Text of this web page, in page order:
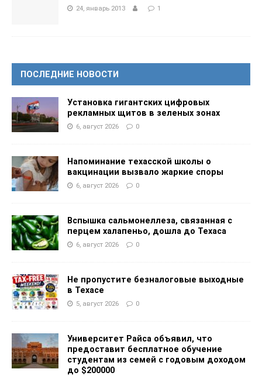
24, январь 2013 1
ПОСЛЕДНИЕ НОВОСТИ
Установка гигантских цифровых
рекламных щитов в зеленых зонах
6, август 2026 0
Напоминание техасской школы о
вакцинации вызвало жаркие споры
6, август 2026 0
Вспышка сальмонеллеза, связанная с
перцем халапеньо, дошла до Техаса
6, август 2026 0
Не пропустите безналоговые выходные
в Техасе
5, август 2026 0
Университет Райса объявил, что
предоставит бесплатное обучение
студентам из семей с годовым доходом
до $200000